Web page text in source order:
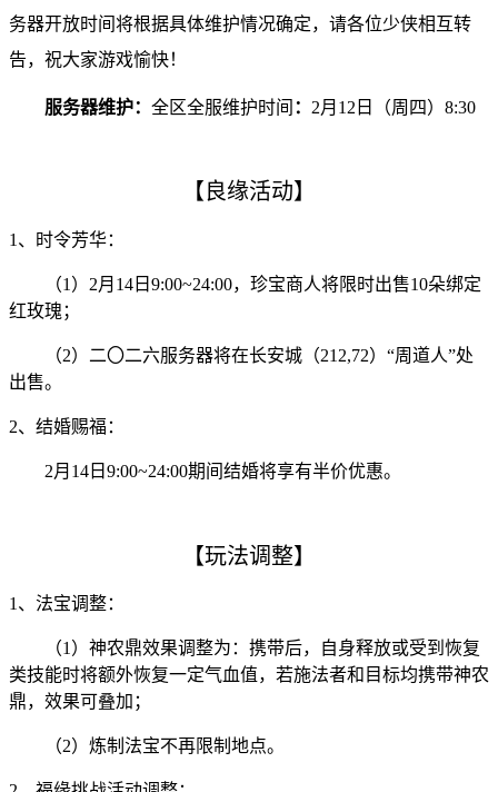
务器开放时间将根据具体维护情况确定，请各位少侠相互转
告，祝大家游戏愉快！
服务器维护： 全区全服维护时间 ： 2月12日（周四）8:30
【良缘活动】
1、 时令芳华：
（1）2月14日9:00~24:00，珍宝商人将限时出售10朵绑定
红玫瑰；
（2）二〇二六服务器将在长安城（212,72）“周道人”处
出售。
2、结婚赐福：
2月14日9:00~24:00期间结婚将享有半价优惠。
【玩法调整】
1、 法宝调整：
（1）神农鼎效果调整为：携带后，自身释放或受到恢复
类技能时将额外恢复一定气血值，若施法者和目标均携带神农
鼎，效果可叠加；
（2）炼制法宝不再限制地点。